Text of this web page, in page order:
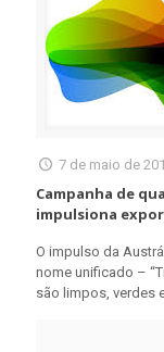
7 de maio de
Campanha de
impulsiona
O impulso da
nome unificado –
são limpos, verdes